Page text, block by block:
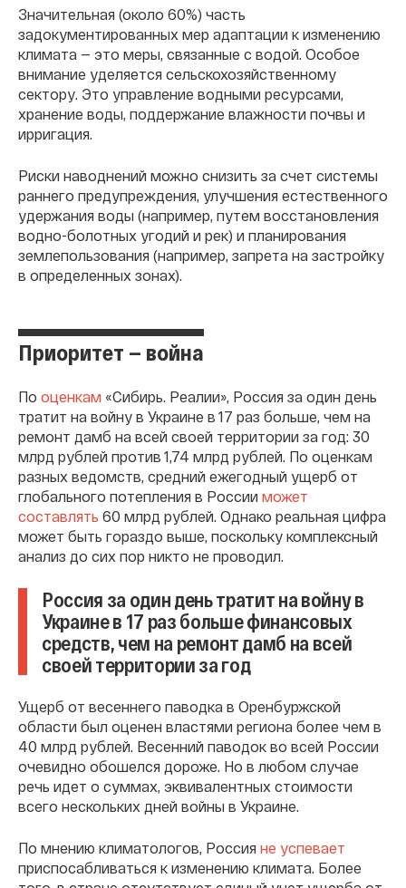
Значительная (около 60%) часть
задокументированных мер адаптации к изменению
климата — это меры, связанные с водой. Особое
внимание уделяется сельскохозяйственному
сектору. Это управление водными ресурсами,
хранение воды, поддержание влажности почвы и
ирригация.
Риски наводнений можно снизить за счет системы
раннего предупреждения, улучшения естественного
удержания воды (например, путем восстановления
водно-болотных угодий и рек) и планирования
землепользования (например, запрета на застройку
в определенных зонах).
Приоритет — война
По оценкам «Сибирь. Реалии», Россия за один день
тратит на войну в Украине в 17 раз больше, чем на
ремонт дамб на всей своей территории за год: 30
млрд рублей против 1,74 млрд рублей. По оценкам
разных ведомств, средний ежегодный ущерб от
глобального потепления в России может
составлять 60 млрд рублей. Однако реальная цифра
может быть гораздо выше, поскольку комплексный
анализ до сих пор никто не проводил.
Россия за один день тратит на войну в
Украине в 17 раз больше финансовых
средств, чем на ремонт дамб на всей
своей территории за год
Ущерб от весеннего паводка в Оренбуржской
области был оценен властями региона более чем в
40 млрд рублей. Весенний паводок во всей России
очевидно обошелся дороже. Но в любом случае
речь идет о суммах, эквивалентных стоимости
всего нескольких дней войны в Украине.
По мнению климатологов, Россия не успевает
приспосабливаться к изменению климата. Более